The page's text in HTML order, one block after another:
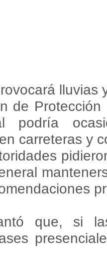
lluvias
de
podría
carreteras y
que, si